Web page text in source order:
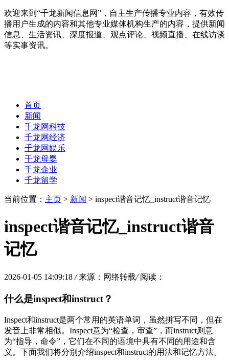
欢迎来到“千龙新闻信息网”，自主生产传播专业内容，有效传
播用户生成的内容和其他专业媒体机构生产的内容，提供新闻
信息、生活资讯、深度报道、观点评论、视频直播、在线访谈
等实事资讯。
首页
新闻
千龙网科技
千龙网经济
千龙网娱乐
千龙母婴
千龙企业
千龙留学
当前位置： 主页 > 新闻 > inspect谐音记忆_instruct谐音记忆
inspect谐音记忆_instruct谐音
记忆
2026-01-05 14:09:18 / 来源：网络转载/ 阅读：
什么是inspect和instruct？
Inspect和instruct是两个常用的英语单词，虽然拼写不同，但在
发音上非常相似。Inspect意为“检查，审查”，而instruct则意
为“指导，命令”，它们在不同的语境中具有不同的用途和含
义。下面我们将分别介绍inspect和instruct的用法和记忆方法。